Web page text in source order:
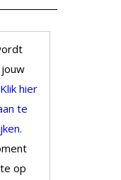
Klik hier
te
op